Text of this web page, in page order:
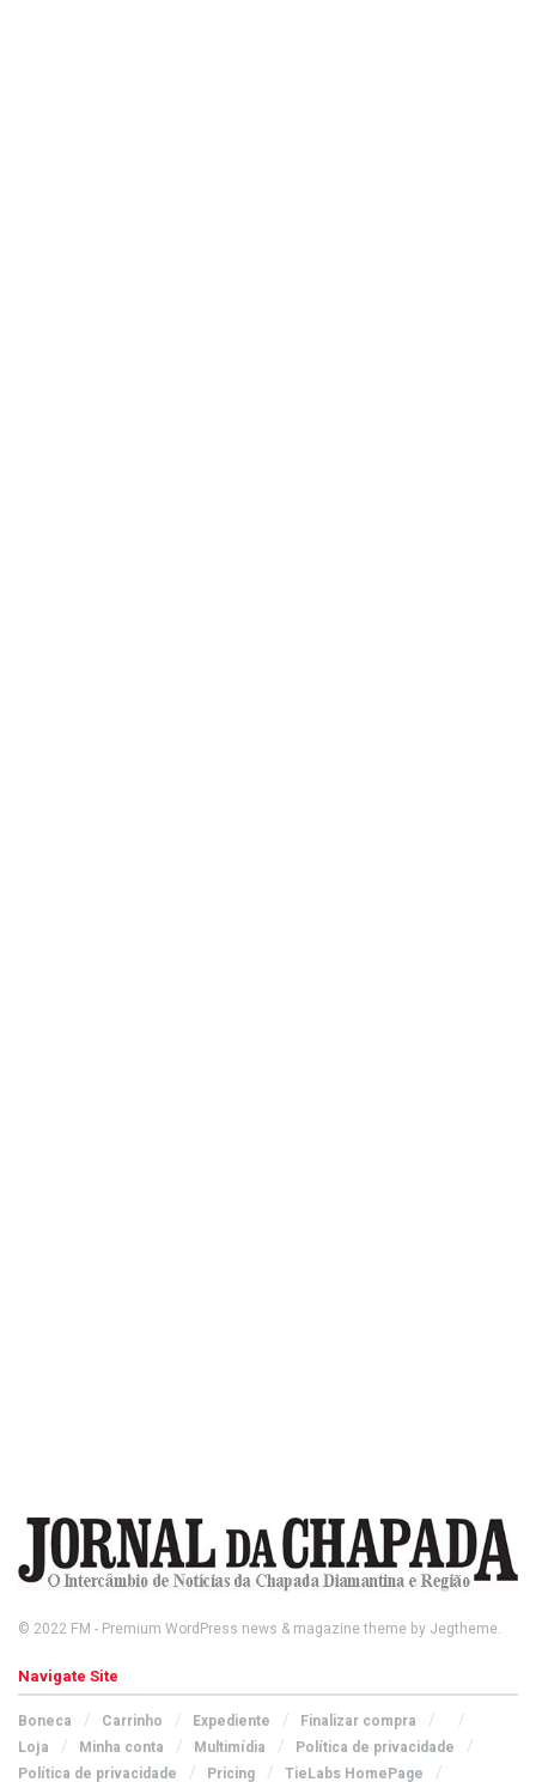
© 2022 FM - Premium WordPress news & magazine theme by Jegtheme.
Navigate Site
Boneca Carrinho Expediente
Finalizar compra
Loja
Minha conta Multimídia
Política de privacidade
Política de privacidade
Pricing TieLabs HomePage